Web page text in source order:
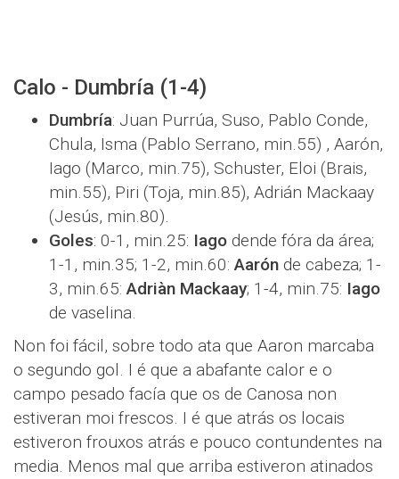
Calo - Dumbría (1-4)
Dumbría: Juan Purrúa, Suso, Pablo Conde,
Chula, Isma (Pablo Serrano, min.55) , Aarón,
Iago (Marco, min.75), Schuster, Eloi (Brais,
min.55), Piri (Toja, min.85), Adrián Mackaay
(Jesús, min.80).
Goles: 0-1, min.25: Iago dende fóra da área;
1-1, min.35; 1-2, min.60:Aarón de cabeza; 1-
3, min.65:Adriàn Mackaay; 1-4, min.75: Iago
de vaselina.
Non foi fácil, sobre todo ata que Aaron marcaba
o segundo gol. I é que a abafante calor e o
campo pesado facía que os de Canosa non
estiveran moi frescos. I é que atrás os locais
estiveron frouxos atrás e pouco contundentes na
media. Menos mal que arriba estiveron atinados